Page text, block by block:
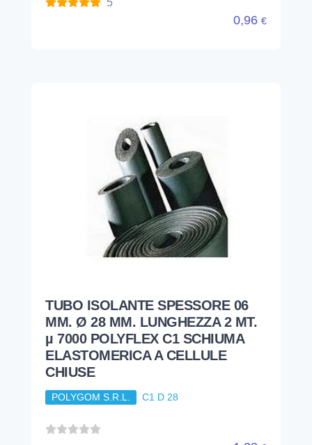
5
0,96 €
TUBO ISOLANTE SPESSORE 06
MM. Ø 28 MM. LUNGHEZZA 2 MT.
µ 7000 POLYFLEX C1 SCHIUMA
ELASTOMERICA A CELLULE
CHIUSE
POLYGOM S.R.L. C1 D 28